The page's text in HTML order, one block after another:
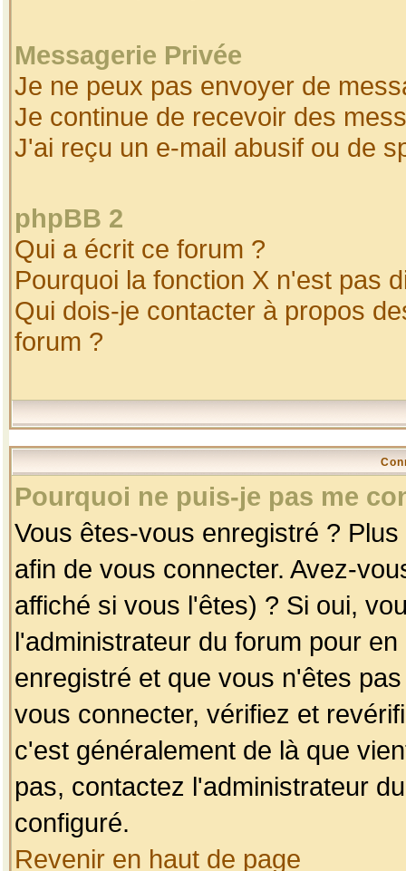
Messagerie Privée
Je ne peux pas envoyer de
Je continue de recevoir des
J'ai reçu un e-mail abusif ou de
phpBB 2
Qui a écrit ce forum ?
Pourquoi la fonction X n'est pas
Qui dois-je contacter à propos
forum ?
Pourquoi ne puis-je pas me
Vous êtes-vous enregistré ?
afin de vous connecter. Avez-
affiché si vous l'êtes) ? Si oui,
l'administrateur du forum pour
enregistré et que vous n'êtes
vous connecter, vérifiez et
c'est généralement de là que
pas, contactez l'administrateur
configuré.
Revenir en haut de page